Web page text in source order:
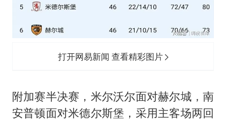
打开网易新闻 查看精彩图片
附加赛半决赛， 米尔沃尔面对赫尔城，南
安普顿面对米德尔斯堡，采用主客场两回